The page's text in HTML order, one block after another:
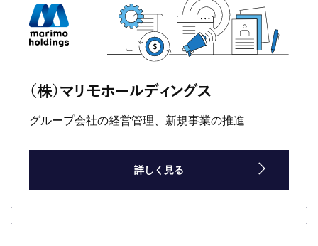
（株）マリモホールディングス
グループ会社の経営管理、新規事業の推進
詳しく見る